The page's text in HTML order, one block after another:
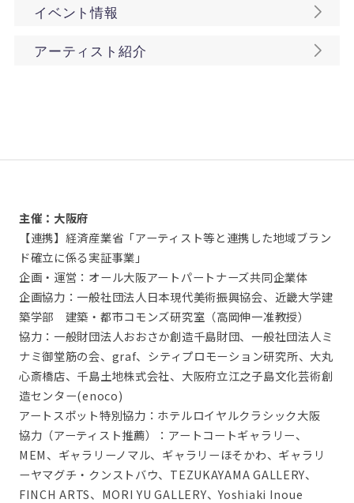
イベント情報
アーティスト紹介
主催：大阪府
【連携】経済産業省「アーティスト等と連携した地域ブラン
ド確立に係る実証事業」
企画・運営：オール大阪アートパートナーズ共同企業体
企画協力：一般社団法人日本現代美術振興協会、近畿大学建
築学部 建築・都市コモンズ研究室（高岡伸一准教授）
協力：一般財団法人おおさか創造千島財団、一般社団法人ミ
ナミ御堂筋の会、graf、シティプロモーション研究所、大丸
心斎橋店、千島土地株式会社、大阪府立江之子島文化芸術創
造センター(enoco)
アートスポット特別協力：ホテルロイヤルクラシック大阪
協力（アーティスト推薦）：アートコートギャラリー、
MEM、ギャラリーノマル、ギャラリーほそかわ、ギャラリ
ーヤマグチ・クンストバウ、TEZUKAYAMA GALLERY、
FINCH ARTS、MORI YU GALLERY、Yoshiaki Inoue